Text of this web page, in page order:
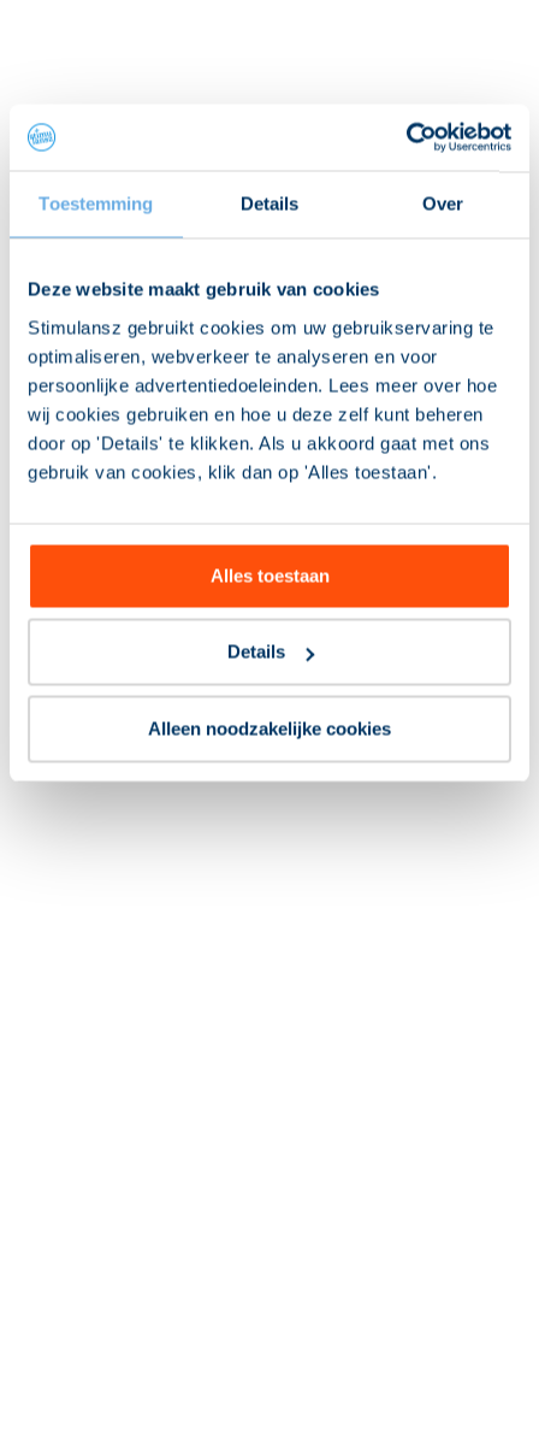
Toestemming Details Over
Deze website maakt gebruik van cookies
Stimulansz gebruikt cookies om uw gebruikservaring te
optimaliseren, webverkeer te analyseren en voor
persoonlijke advertentiedoeleinden. Lees meer over hoe
wij cookies gebruiken en hoe u deze zelf kunt beheren
door op 'Details' te klikken. Als u akkoord gaat met ons
gebruik van cookies, klik dan op 'Alles toestaan'.
Alles toestaan
Details
Alleen noodzakelijke cookies